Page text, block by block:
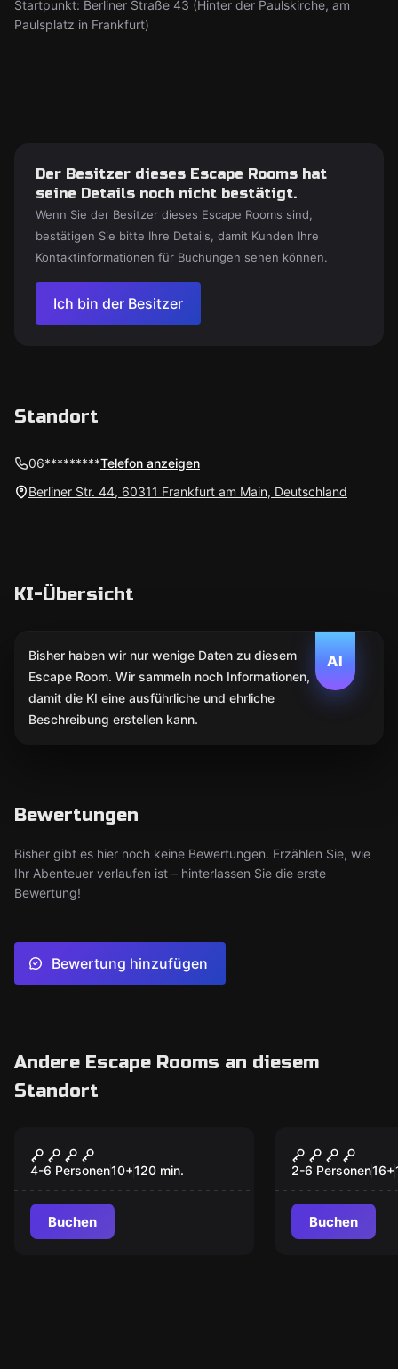
Startpunkt: Berliner Straße 43 (Hinter der Paulskirche, am
Paulsplatz in Frankfurt)
Der Besitzer dieses Escape Rooms hat
seine Details noch nicht bestätigt.
Wenn Sie der Besitzer dieses Escape Rooms sind,
bestätigen Sie bitte Ihre Details, damit Kunden Ihre
Kontaktinformationen für Buchungen sehen können.
Ich bin der Besitzer
Standort
06*********Telefon anzeigen
Berliner Str. 44, 60311 Frankfurt am Main, Deutschland
KI-Übersicht
AI
Bisher haben wir nur wenige Daten zu diesem
Escape Room. Wir sammeln noch Informationen,
damit die KI eine ausführliche und ehrliche
Beschreibung erstellen kann.
Bewertungen
Bisher gibt es hier noch keine Bewertungen. Erzählen Sie, wie
Ihr Abenteuer verlaufen ist – hinterlassen Sie die erste
Bewertung!
Bewertung hinzufügen
Andere Escape Rooms an diesem
Standort
LOST CHRISTMAS
4-6 Personen10+120 min.
Buchen
DER
2-6 Personen16+
Buchen